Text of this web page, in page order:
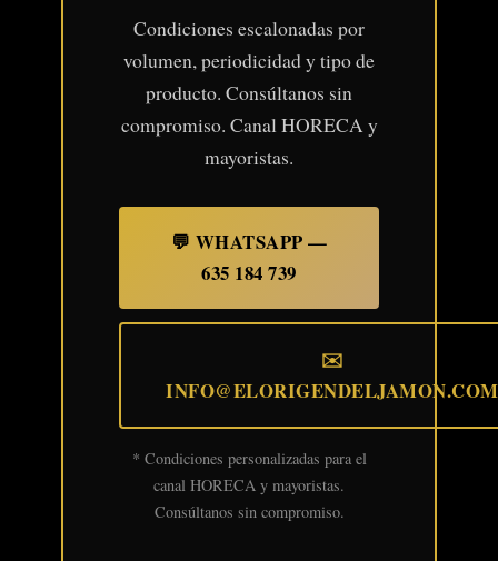
Condiciones escalonadas por
volumen, periodicidad y tipo de
producto. Consúltanos sin
compromiso. Canal HORECA y
mayoristas.
💬 WHATSAPP —
635 184 739
✉️
INFO@ELORIGENDELJAMON.COM
* Condiciones personalizadas para el
canal HORECA y mayoristas.
Consúltanos sin compromiso.